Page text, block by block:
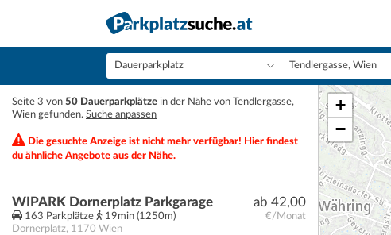
Seite 3 von 50 Dauerparkplätze in der Nähe von Tendlergasse,
Wien gefunden. Suche anpassen
Die gesuchte Anzeige ist nicht mehr verfügbar! Hier findest
du ähnliche Angebote aus der Nähe.
ab 42,00
€/Monat
WIPARK Dornerplatz Parkgarage
163 Parkplätze
19min (1250m)
Dornerplatz, 1170 Wien
+
−